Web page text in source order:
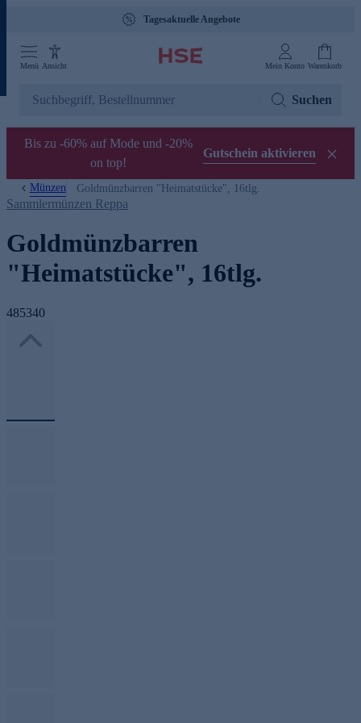
Tagesaktuelle Angebote
Menü Ansicht Mein Konto Warenkorb
Suchen
Bis zu -60% auf Mode und -20%
on top!
Gutschein aktivieren
Münzen Goldmünzbarren "Heimatstücke", 16tlg.
Sammlermünzen Reppa
Goldmünzbarren
"Heimatstücke", 16tlg.
485340